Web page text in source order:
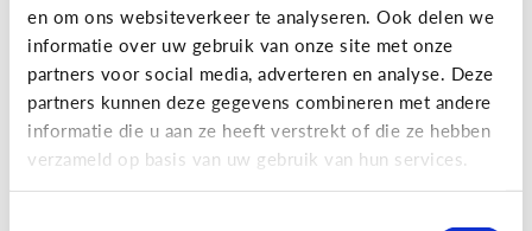
en om ons websiteverkeer te analyseren. Ook delen we
informatie over uw gebruik van onze site met onze
partners voor social media, adverteren en analyse. Deze
partners kunnen deze gegevens combineren met andere
informatie die u aan ze heeft verstrekt of die ze hebben
verzameld op basis van uw gebruik van hun services.
Lees de 3 tips
Lezen
Mijn kind kan lezen, heeft het zin
dat ik nog voorlees?